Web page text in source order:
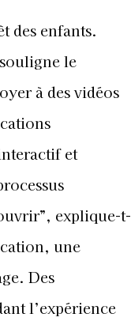
des enfants.
le
à des vidéos
et
explique-t-
une
Des
l’expérience